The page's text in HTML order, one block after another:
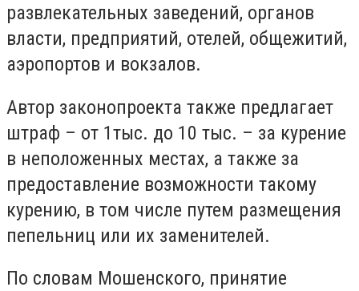
развлекательных заведений, органов
власти, предприятий, отелей, общежитий,
аэропортов и вокзалов.
Автор законопроекта также предлагает
штраф – от 1тыс. до 10 тыс. – за курение
в неположенных местах, а также за
предоставление возможности такому
курению, в том числе путем размещения
пепельниц или их заменителей.
По словам Мошенского, принятие